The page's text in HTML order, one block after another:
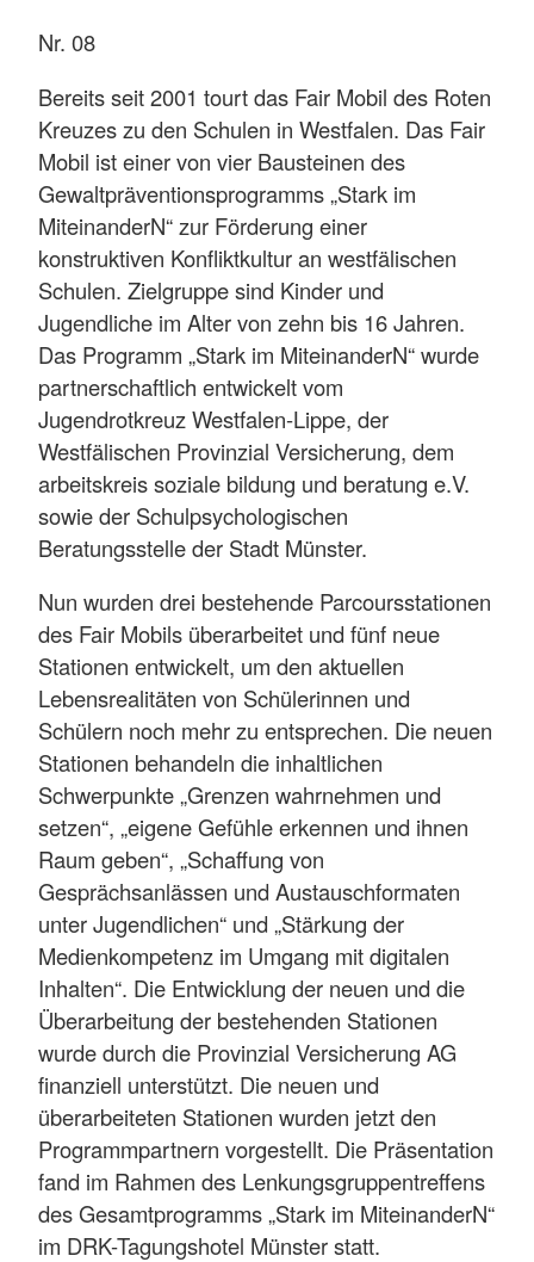
Nr. 08
Bereits seit 2001 tourt das Fair Mobil des Roten
Kreuzes zu den Schulen in Westfalen. Das Fair
Mobil ist einer von vier Bausteinen des
Gewaltpräventionsprogramms „Stark im
MiteinanderN“ zur Förderung einer
konstruktiven Konfliktkultur an westfälischen
Schulen. Zielgruppe sind Kinder und
Jugendliche im Alter von zehn bis 16 Jahren.
Das Programm „Stark im MiteinanderN“ wurde
partnerschaftlich entwickelt vom
Jugendrotkreuz Westfalen-Lippe, der
Westfälischen Provinzial Versicherung, dem
arbeitskreis soziale bildung und beratung e.V.
sowie der Schulpsychologischen
Beratungsstelle der Stadt Münster.
Nun wurden drei bestehende Parcoursstationen
des Fair Mobils überarbeitet und fünf neue
Stationen entwickelt, um den aktuellen
Lebensrealitäten von Schülerinnen und
Schülern noch mehr zu entsprechen. Die neuen
Stationen behandeln die inhaltlichen
Schwerpunkte „Grenzen wahrnehmen und
setzen“, „eigene Gefühle erkennen und ihnen
Raum geben“, „Schaffung von
Gesprächsanlässen und Austauschformaten
unter Jugendlichen“ und „Stärkung der
Medienkompetenz im Umgang mit digitalen
Inhalten“. Die Entwicklung der neuen und die
Überarbeitung der bestehenden Stationen
wurde durch die Provinzial Versicherung AG
finanziell unterstützt. Die neuen und
überarbeiteten Stationen wurden jetzt den
Programmpartnern vorgestellt. Die Präsentation
fand im Rahmen des Lenkungsgruppentreffens
des Gesamtprogramms „Stark im MiteinanderN“
im DRK-Tagungshotel Münster statt.